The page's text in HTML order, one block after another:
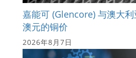
嘉能可 (Glencore) 与澳大
澳元的铜价
2026年8月7日